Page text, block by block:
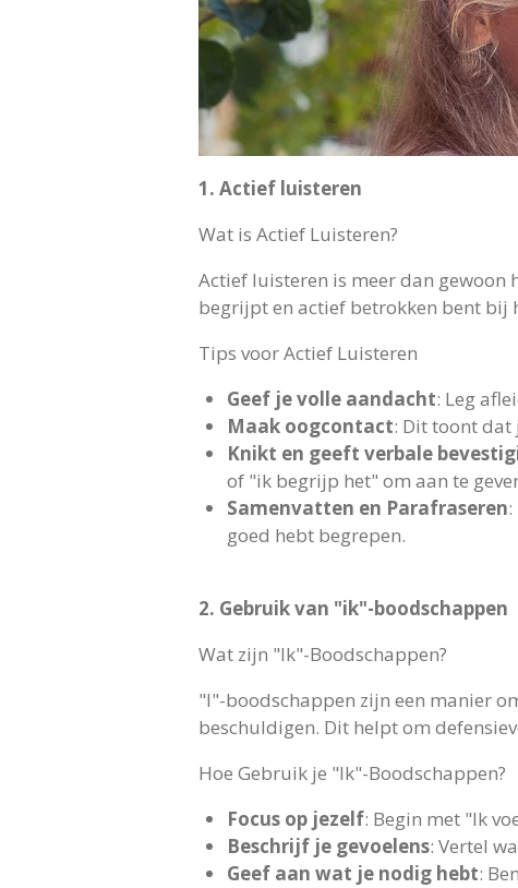
1. Actief luisteren
Wat is Actief Luisteren?
Actief luisteren is meer dan gewoon
begrijpt en actief betrokken bent bij
Tips voor Actief Luisteren
Geef je volle aandacht: Leg
Maak oogcontact: Dit toont dat
Knikt en geeft verbale
of "ik begrijp het" om aan te
Samenvatten en Parafraseren
goed hebt begrepen.
2. Gebruik van "ik"-boodschappen
Wat zijn "Ik"-Boodschappen?
"I"-boodschappen zijn een manier
beschuldigen. Dit helpt om
Hoe Gebruik je "Ik"-Boodschappen?
Focus op jezelf: Begin met "Ik
Beschrijf je gevoelens: Vertel
Geef aan wat je nodig hebt: